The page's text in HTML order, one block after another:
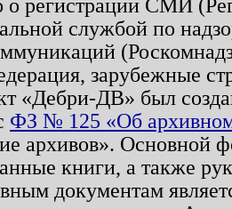
о регистрации СМИ
службой по
зарубежные
«Дебри-ДВ» был
ФЗ № 125 «Об
архивов». Основной
книги, а также
документам